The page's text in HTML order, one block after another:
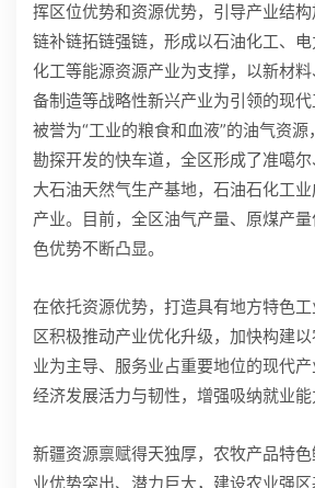
挥区位优势和资源优势，引导产业结
链补链拓链强链，形成以石油化工、
化工等能源资源产业为支撑，以新材
备制造等战略性新兴产业为引领的现
被誉为“工业的粮食和血液”的油气资
勘探开发的快车道，全区形成了准噶
大石油天然气生产基地，石油石化工
产业。目前，全区油气产量、原煤产
色优势不断凸显。
在依托资源优势，打造具有地方特色
区积极推动产业优化升级，加快构建
业为主导、服务业占重要地位的现代
经济发展活力与韧性，增强吸纳就业能
新疆资源禀赋得天独厚，农牧产品特
业优势突出、潜力巨大，建设农业强